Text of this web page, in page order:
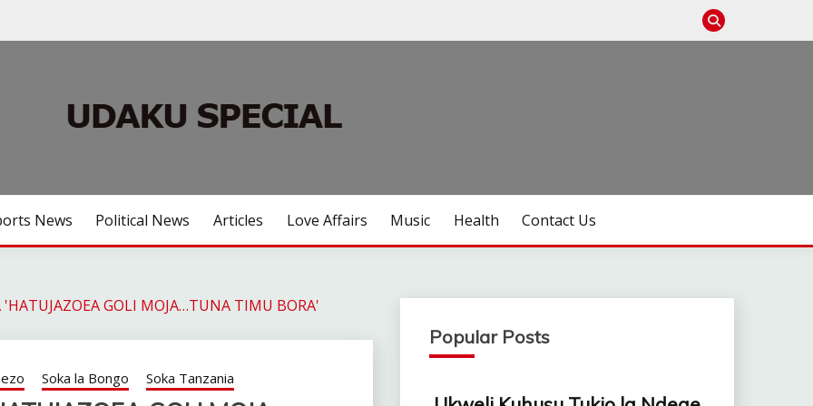
News Political News Articles Love Affairs Music Health Contact Us
GOLI MOJA…TUNA TIMU BORA'
Soka la Bongo Soka Tanzania
Popular Posts